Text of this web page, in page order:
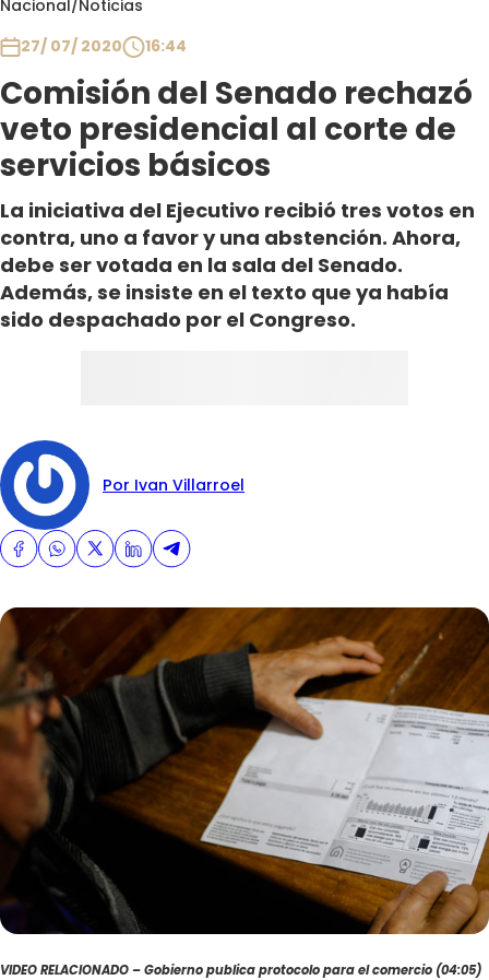
Nacional/Noticias
27/ 07/ 2020
16:44
Comisión del Senado rechazó
veto presidencial al corte de
servicios básicos
La iniciativa del Ejecutivo recibió tres votos en
contra, uno a favor y una abstención. Ahora,
debe ser votada en la sala del Senado.
Además, se insiste en el texto que ya había
sido despachado por el Congreso.
Por Ivan Villarroel
VIDEO RELACIONADO – Gobierno publica protocolo para el comercio (04:05)
Club De La Comedia
Contigo en Directo
Plan Perfecto
El Tiempo
Sabingo
Todos Los Programas